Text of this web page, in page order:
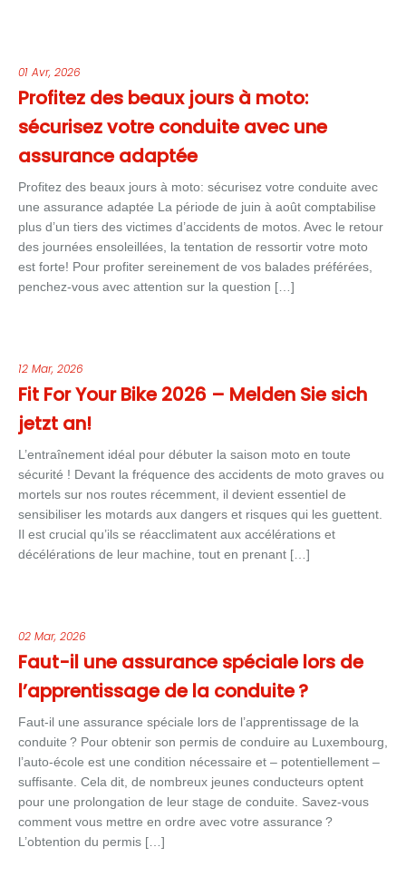
01 Avr, 2026
Profitez des beaux jours à moto:
sécurisez votre conduite avec une
assurance adaptée
Profitez des beaux jours à moto: sécurisez votre conduite avec
une assurance adaptée La période de juin à août comptabilise
plus d’un tiers des victimes d’accidents de motos. Avec le retour
des journées ensoleillées, la tentation de ressortir votre moto
est forte! Pour profiter sereinement de vos balades préférées,
penchez-vous avec attention sur la question […]
12 Mar, 2026
Fit For Your Bike 2026 – Melden Sie sich
jetzt an!
L’entraînement idéal pour débuter la saison moto en toute
sécurité ! Devant la fréquence des accidents de moto graves ou
mortels sur nos routes récemment, il devient essentiel de
sensibiliser les motards aux dangers et risques qui les guettent.
Il est crucial qu’ils se réacclimatent aux accélérations et
décélérations de leur machine, tout en prenant […]
02 Mar, 2026
Faut-il une assurance spéciale lors de
l’apprentissage de la conduite ?
Faut-il une assurance spéciale lors de l’apprentissage de la
conduite ? Pour obtenir son permis de conduire au Luxembourg,
l’auto-école est une condition nécessaire et – potentiellement –
suffisante. Cela dit, de nombreux jeunes conducteurs optent
pour une prolongation de leur stage de conduite. Savez-vous
comment vous mettre en ordre avec votre assurance ?
L’obtention du permis […]